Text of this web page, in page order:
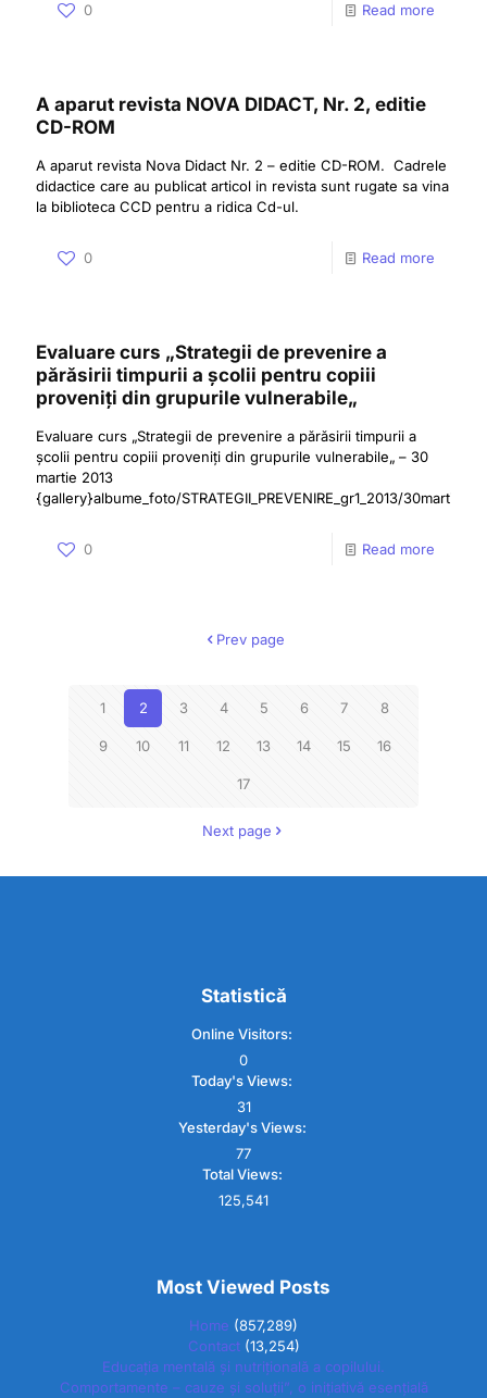
0 Read more
A aparut revista NOVA DIDACT, Nr. 2, editie
CD-ROM
A aparut revista Nova Didact Nr. 2 – editie CD-ROM. Cadrele
didactice care au publicat articol in revista sunt rugate sa vina
la biblioteca CCD pentru a ridica Cd-ul.
0 Read more
Evaluare curs „Strategii de prevenire a
părăsirii timpurii a școlii pentru copiii
proveniți din grupurile vulnerabile„
Evaluare curs „Strategii de prevenire a părăsirii timpurii a
școlii pentru copiii proveniți din grupurile vulnerabile„ – 30
martie 2013
{gallery}albume_foto/STRATEGII_PREVENIRE_gr1_2013/30martie{/
0 Read more
Prev page
1 2 3 4 5 6 7 8
9 10 11 12 13 14 15 16
17
Next page
Statistică
Online Visitors:
0
Today's Views:
31
Yesterday's Views:
77
Total Views:
125,541
Most Viewed Posts
Home (857,289)
Contact (13,254)
Educația mentală și nutrițională a copilului.
Comportamente – cauze și soluții”, o inițiativă esențială